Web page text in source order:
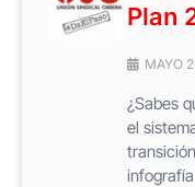
Plan
MAYO
¿Sabes
el